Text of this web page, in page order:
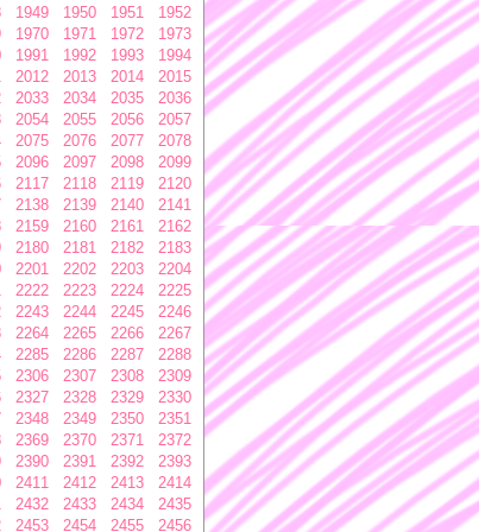
1949 1950 1951
1952
1970 1971 1972
1973
1991 1992 1993
1994
2012 2013 2014
2015
2033 2034 2035
2036
2054 2055 2056
2057
2075 2076 2077
2078
2096 2097 2098
2099
2117 2118 2119
2120
2138 2139 2140
2141
2159 2160 2161
2162
2180 2181 2182
2183
2201 2202 2203
2204
2222 2223 2224
2225
2243 2244 2245
2246
2264 2265 2266
2267
2285 2286 2287
2288
2306 2307 2308
2309
2327 2328 2329
2330
2348 2349 2350
2351
2369 2370 2371
2372
2390 2391 2392
2393
2411 2412 2413
2414
2432 2433 2434
2435
2453 2454 2455 2456